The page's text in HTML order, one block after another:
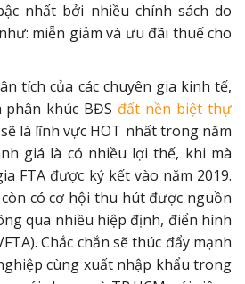
nhất bởi nhiều chính sách do
miễn giảm và ưu đãi thuế cho
tích của các chuyên gia kinh tế,
phân khúc BĐS đất nền biệt thự
là lĩnh vực HOT nhất trong năm
giá là có nhiều lợi thế, khi mà
FTA được ký kết vào năm 2019.
có cơ hội thu hút được nguồn
qua nhiều hiệp định, điển hình
Chắc chắn sẽ thúc đẩy mạnh
cùng xuất nhập khẩu trong